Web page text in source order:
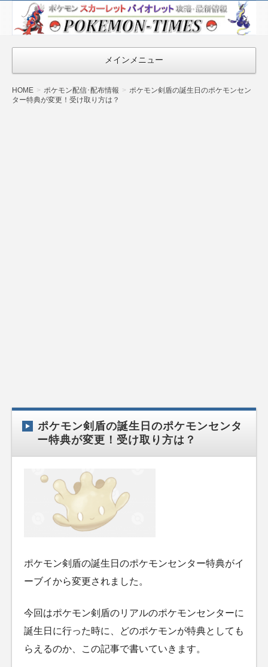
ポケモン最新
情報まとめ
『POKEMON-
TIMES』
メインメニュー
HOME ポケモン配信･配布情報
ポケモン剣盾の誕生日のポケモンセン
ター特典が変更！受け取り方は？
ポケモン剣盾の誕生日のポケモンセンタ
ー特典が変更！受け取り方は？
ポケモン剣盾の誕生日のポケモンセンター特典がイ
ーブイから変更されました。
今回はポケモン剣盾のリアルのポケモンセンターに
誕生日に行った時に、どのポケモンが特典としても
らえるのか、この記事で書いていきます。